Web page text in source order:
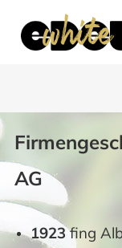
AG
1923fing